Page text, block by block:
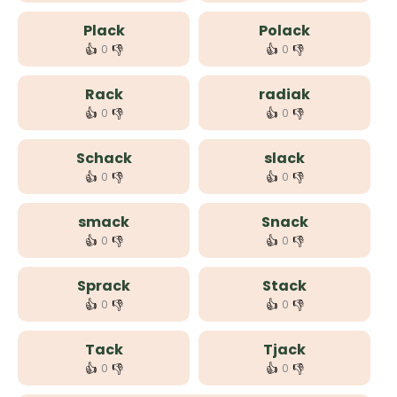
Plack
👍 0 👎
Polack
👍 0 👎
Rack
👍 0 👎
radiak
👍 0 👎
Schack
👍 0 👎
slack
👍 0 👎
smack
👍 0 👎
Snack
👍 0 👎
Sprack
👍 0 👎
Stack
👍 0 👎
Tack
👍 0 👎
Tjack
👍 0 👎